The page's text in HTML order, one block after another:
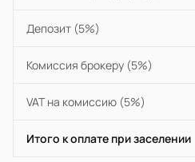
Депозит (5%)
Комиссия брокеру (5%)
VAT на комиссию (5%)
Итого к оплате при заселении